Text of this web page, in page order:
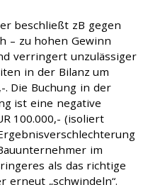
beschließt zB gegen
– zu hohen Gewinn
verringert unzulässiger
in der Bilanz um
. Die Buchung in der
ist eine negative
100.000,- (isoliert
im
als das richtige
erneut „schwindeln“.